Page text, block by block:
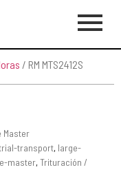
/ RM MTS2412S
Master
transport, large-
master, Trituración /